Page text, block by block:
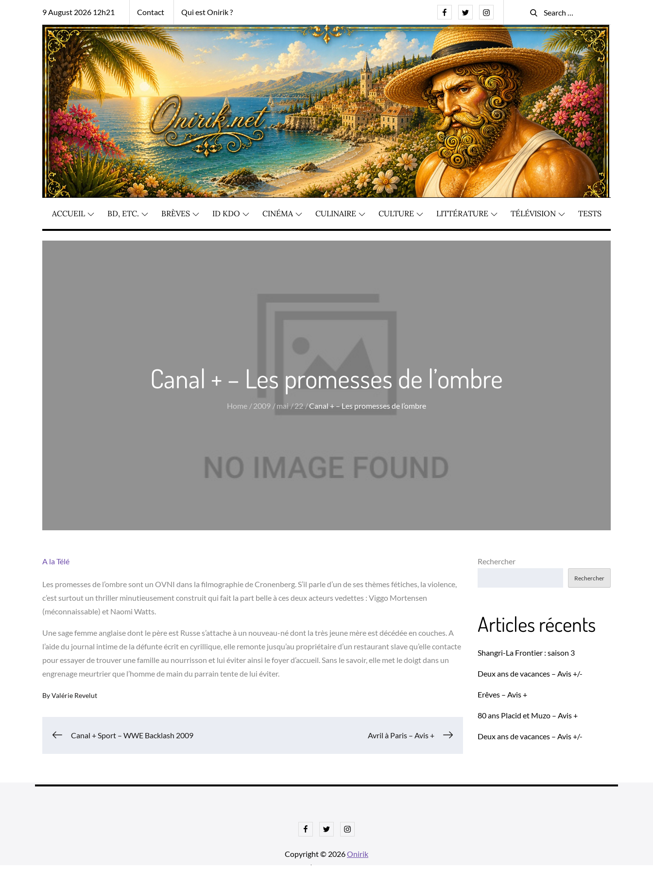
9 August 2026 12h21 Contact Qui est Onirik ? FacebookTwitterInstagram
Search
for:
Search
ACCUEIL BD, ETC. BRÈVES ID KDO CINÉMA CULINAIRE CULTURE LITTÉRATURE TÉLÉVISION TESTS
Canal + – Les promesses de l’ombre
Home 2009 mai 22 Canal + – Les promesses de l’ombre
A la Télé
Les promesses de l’ombre sont un OVNI dans la filmographie de Cronenberg. S’il parle d’un de ses thèmes fétiches, la violence,
c’est surtout un thriller minutieusement construit qui fait la part belle à ces deux acteurs vedettes : Viggo Mortensen
(méconnaissable) et Naomi Watts.
Une sage femme anglaise dont le père est Russe s’attache à un nouveau-né dont la très jeune mère est décédée en couches. A
l’aide du journal intime de la défunte écrit en cyrillique, elle remonte jusqu’au propriétaire d’un restaurant slave qu’elle contacte
pour essayer de trouver une famille au nourrisson et lui éviter ainsi le foyer d’accueil. Sans le savoir, elle met le doigt dans un
engrenage meurtrier que l’homme de main du parrain tente de lui éviter.
ByValérie Revelut
Navigation
Canal + Sport – WWE Backlash 2009 Avril à Paris – Avis +
Rechercher
Rechercher
Articles récents
Shangri-La Frontier : saison 3
Deux ans de vacances – Avis +/-
Erêves – Avis +
80 ans Placid et Muzo – Avis +
Deux ans de vacances – Avis +/-
FacebookTwitterInstagram
Copyright © 2026Onirik
| Ajustements par